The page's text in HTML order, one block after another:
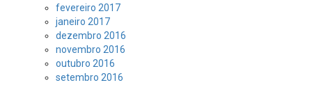
fevereiro 2017
janeiro 2017
dezembro 2016
novembro 2016
outubro 2016
setembro 2016